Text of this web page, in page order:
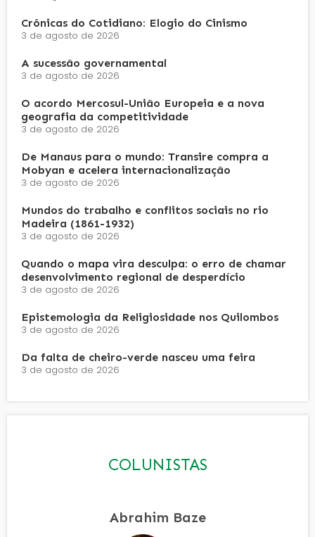
Crônicas do Cotidiano: Elogio do Cinismo
3 de agosto de 2026
A sucessão governamental
3 de agosto de 2026
O acordo Mercosul-União Europeia e a nova
geografia da competitividade
3 de agosto de 2026
De Manaus para o mundo: Transire compra a
Mobyan e acelera internacionalização
3 de agosto de 2026
Mundos do trabalho e conflitos sociais no rio
Madeira (1861-1932)
3 de agosto de 2026
Quando o mapa vira desculpa: o erro de chamar
desenvolvimento regional de desperdício
3 de agosto de 2026
Epistemologia da Religiosidade nos Quilombos
3 de agosto de 2026
Da falta de cheiro-verde nasceu uma feira
3 de agosto de 2026
COLUNISTAS
Abrahim Baze